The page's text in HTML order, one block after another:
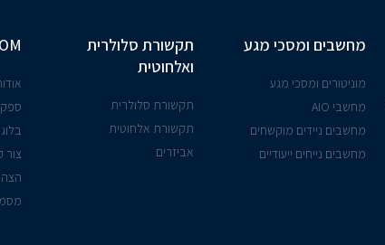
מחשבים ומסכי מגע
מוניטורים ומסכי מגע
מחשבי AIO
מחשבים ניידים מוקשחים
מחשבים נייחים ייעודיים
תקשורת סלולרית
ואלחוטית
תקשורת סלולרית
תקשורת אלחוטית
אביזרים
בלוג
צור